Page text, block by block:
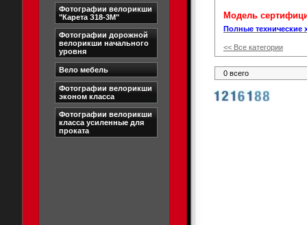
Фотографии велорикши
"Карета З18-3М"
Фотографии дорожной
велорикши начального
уровня
Вело мебель
Фотографии велорикши
эконом класса
Фотографии велорикши
класса усиленные для
проката
Модель
Полные технические
<< Все категории
0 всего